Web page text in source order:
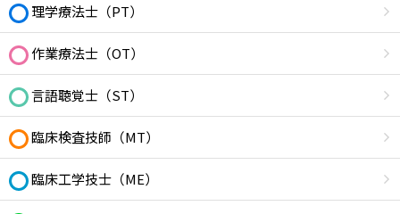
理学療法士（PT）
作業療法士（OT）
言語聴覚士（ST）
臨床検査技師（MT）
臨床工学技士（ME）